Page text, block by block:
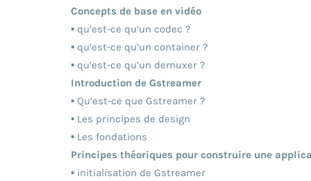
Concepts de base en vidéo
▪ qu’est-ce qu’un codec ?
▪ qu’est-ce qu’un container ?
▪ qu’est-ce qu’un demuxer ?
Introduction de Gstreamer
▪ Qu’est-ce que Gstreamer ?
▪ Les principes de design
▪ Les fondations
Principes théoriques pour construire une
▪ initialisation de Gstreamer